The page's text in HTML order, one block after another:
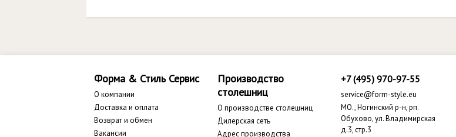
Форма & Стиль Сервис
О компании
Доставка и оплата
Возврат и обмен
Вакансии
Производство
столешниц
О производстве столешниц
Дилерская сеть
Адрес производства
+7 (495) 970-97-55
service@form-style.eu
МО., Ногинский р-н, рп.
Обухово, ул. Владимирская
д.3, стр.3